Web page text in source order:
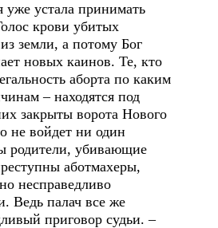
уже устала принимать
крови убитых
земли, а потому Бог
новых каинов. Те, кто
аборта по каким
– находятся под
закрыты ворота Нового
не войдет ни один
родители, убивающие
аботмахеры,
несправедливо
Ведь палач все же
приговор судьи. –